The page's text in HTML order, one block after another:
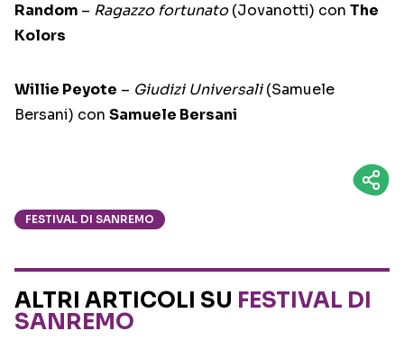
Random – Ragazzo fortunato(Jovanotti) con The
Kolors
Willie Peyote – Giudizi Universali(Samuele
Bersani) con Samuele Bersani
FESTIVAL DI SANREMO
ALTRI ARTICOLI SU FESTIVAL DI
SANREMO